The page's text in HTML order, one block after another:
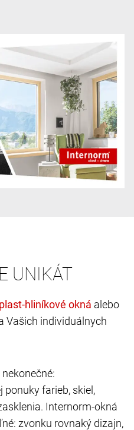
UNIKÁT
alebo
Vašich individuálnych
nekonečné:
ponuky farieb, skiel,
Internorm-okná
zvonku rovnaký dizajn,